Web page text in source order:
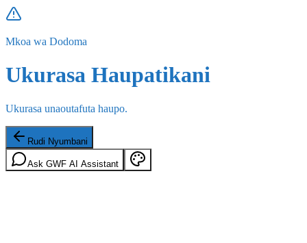
Mkoa wa Dodoma
Ukurasa Haupatikani
Ukurasa unaoutafuta haupo.
Rudi Nyumbani
Ask GWF AI Assistant